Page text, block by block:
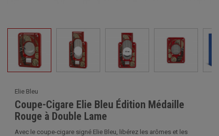
Elie Bleu
Coupe-Cigare Elie Bleu Édition Médaille
Rouge à Double Lame
Avec le coupe-cigare signé Elie Bleu, libérez les arômes et les